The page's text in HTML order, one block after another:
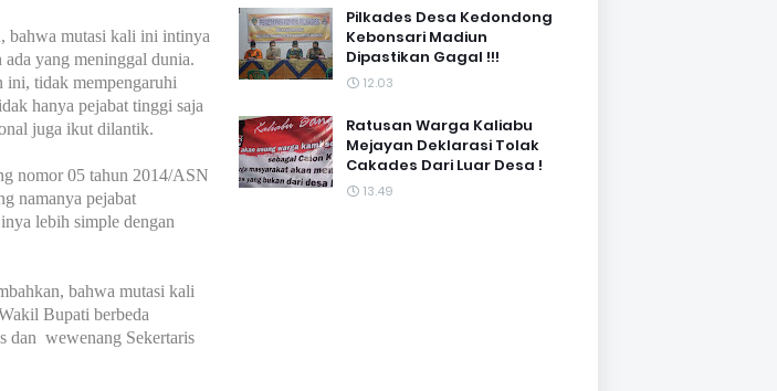
bahwa mutasi kali ini intinya
yang meninggal dunia.
ini, tidak mempengaruhi
hanya pejabat tinggi saja
juga ikut dilantik.
nomor 05 tahun 2014/ASN
namanya pejabat
lebih simple dengan
bahwa mutasi kali
Bupati berbeda
dan wewenang Sekertaris
Pilkades Desa Kedondong
Kebonsari Madiun
Dipastikan Gagal !!!
12.03
Ratusan Warga Kaliabu
Mejayan Deklarasi Tolak
Cakades Dari Luar Desa !
13.49